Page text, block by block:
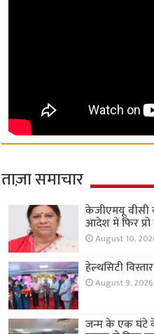
ताज़ा समाचार
केजीएमयू वीसी
आदेश में फिर प्रो
August 10,
हेल्थसिटी
August 9,
जन्म के एक घंटे